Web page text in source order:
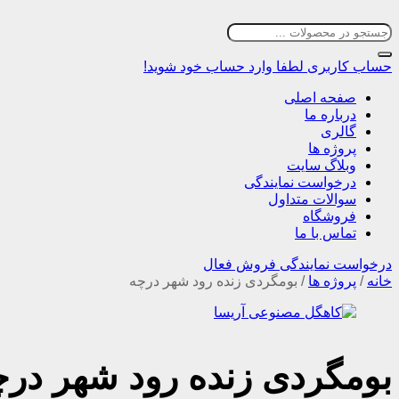
حساب کاربری لطفا وارد حساب خود شوید!
صفحه اصلی
درباره ما
گالری
پروژه ها
وبلاگ سایت
درخواست نمایندگی
سوالات متداول
فروشگاه
تماس با ما
درخواست نمایندگی فروش فعال
خانه / پروژه ها / بومگردی زنده رود شهر درچه
بومگردی زنده رود شهر